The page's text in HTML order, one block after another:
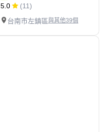
5.0
(11)
台南市左鎮區與其他39個